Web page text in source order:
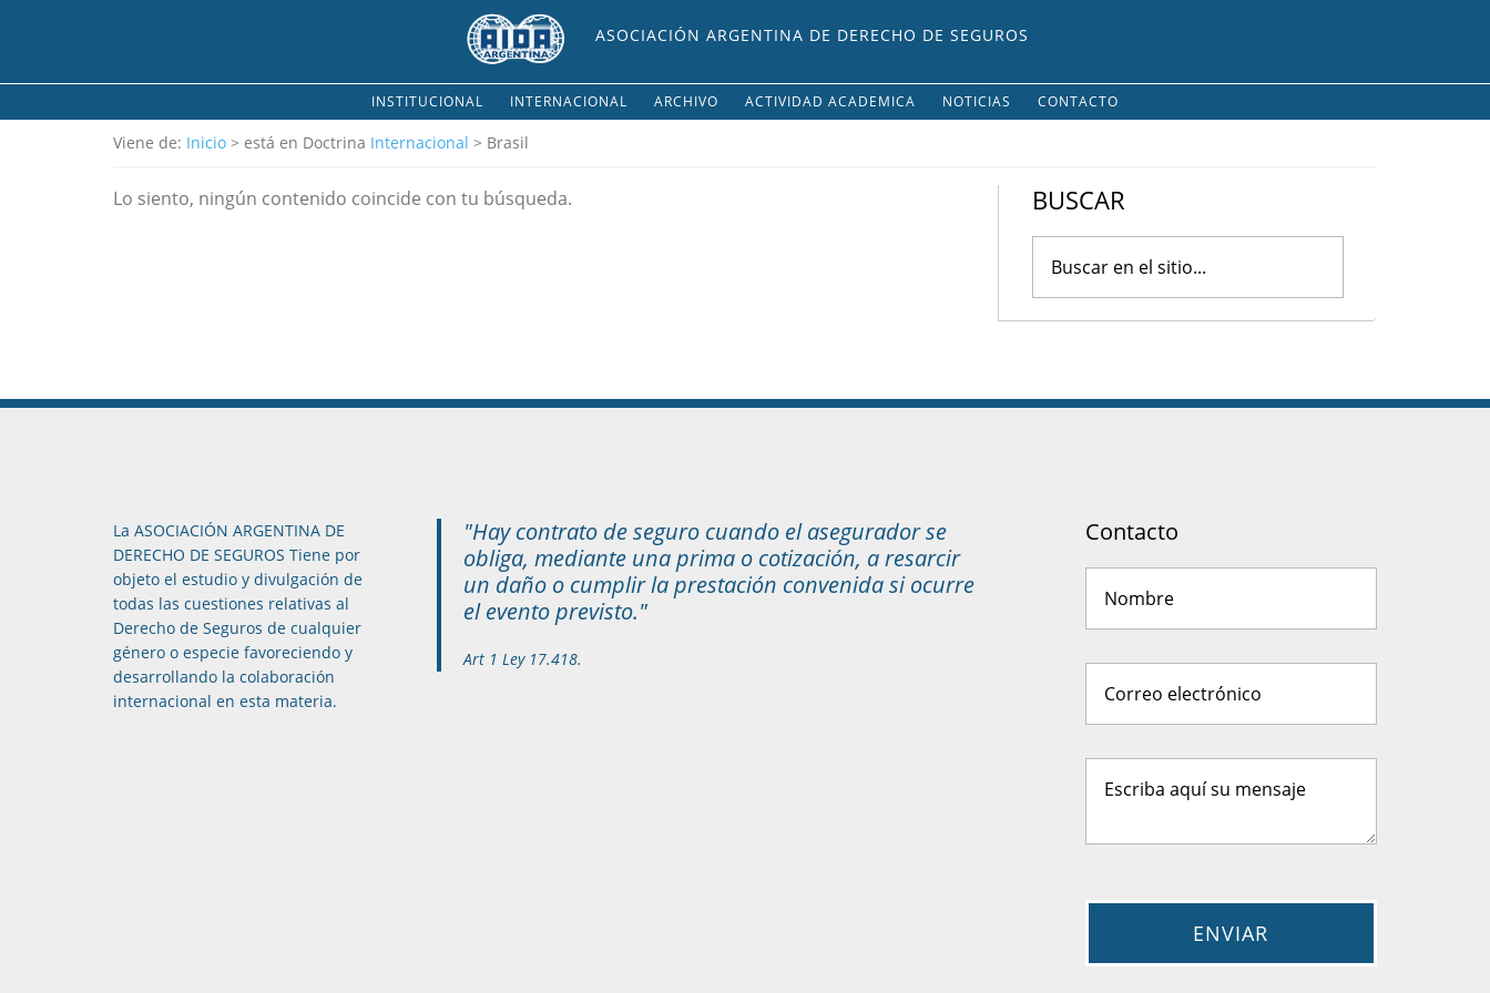
ASOCIACIÓN ARGENTINA DE DERECHO DE SEGUROS
INSTITUCIONAL INTERNACIONAL ARCHIVO ACTIVIDAD ACADEMICA NOTICIAS CONTACTO
Viene de: Inicio > está en Doctrina Internacional > Brasil
Lo siento, ningún contenido coincide con tu búsqueda. BUSCAR
La ASOCIACIÓN ARGENTINA DE
DERECHO DE SEGUROS Tiene por
objeto el estudio y divulgación de
todas las cuestiones relativas al
Derecho de Seguros de cualquier
género o especie favoreciendo y
desarrollando la colaboración
internacional en esta materia.
"Hay contrato de seguro cuando el asegurador se
obliga, mediante una prima o cotización, a resarcir
un daño o cumplir la prestación convenida si ocurre
el evento previsto."
Art 1 Ley 17.418.
Contacto